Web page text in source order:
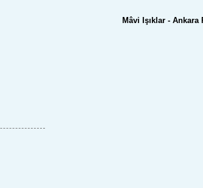
Mâvi Işıklar - Ankara